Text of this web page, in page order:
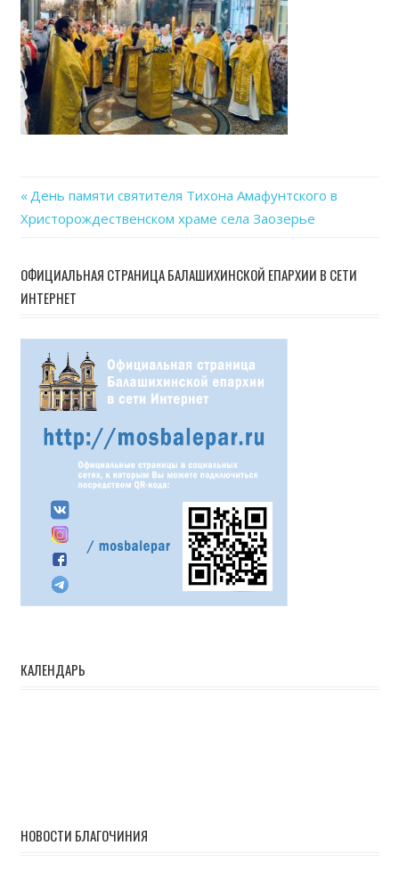
Навигация
записям
Previous
Post:
День памяти святителя Тихона Амафунтского в
Христорождественском храме села Заозерье
ОФИЦИАЛЬНАЯ СТРАНИЦА БАЛАШИХИНСКОЙ ЕПАРХИИ В СЕТИ
ИНТЕРНЕТ
КАЛЕНДАРЬ
НОВОСТИ БЛАГОЧИНИЯ